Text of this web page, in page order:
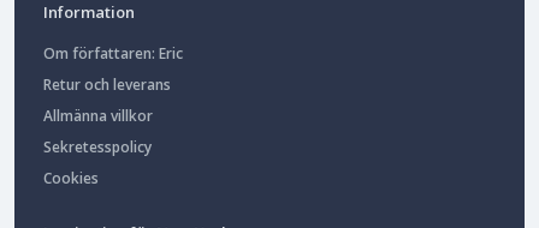
Information
Om författaren: Eric
Retur och leverans
Allmänna villkor
Sekretesspolicy
Cookies